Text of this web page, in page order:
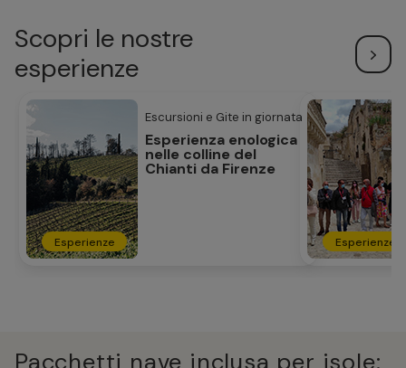
Scopri le nostre
esperienze
Esperienze
Escursioni e Gite in giornata
Esperienza enologica
nelle colline del
Chianti da Firenze
Esperienze
Pacchetti nave inclusa per isole: